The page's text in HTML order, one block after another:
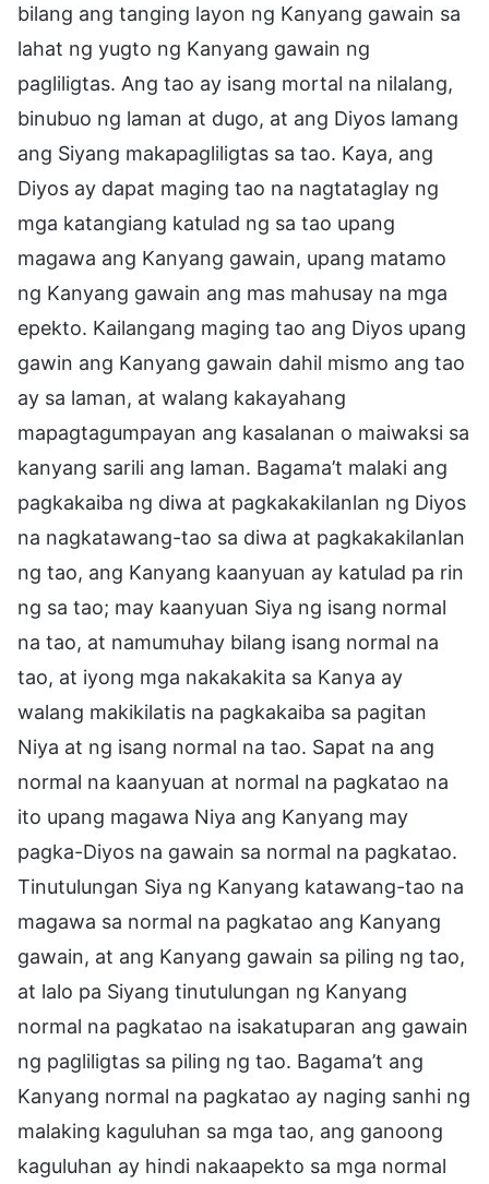
bilang ang tanging layon ng Kanyang gawain sa
lahat ng yugto ng Kanyang gawain ng
pagliligtas. Ang tao ay isang mortal na nilalang,
binubuo ng laman at dugo, at ang Diyos lamang
ang Siyang makapagliligtas sa tao. Kaya, ang
Diyos ay dapat maging tao na nagtataglay ng
mga katangiang katulad ng sa tao upang
magawa ang Kanyang gawain, upang matamo
ng Kanyang gawain ang mas mahusay na mga
epekto. Kailangang maging tao ang Diyos upang
gawin ang Kanyang gawain dahil mismo ang tao
ay sa laman, at walang kakayahang
mapagtagumpayan ang kasalanan o maiwaksi sa
kanyang sarili ang laman. Bagama’t malaki ang
pagkakaiba ng diwa at pagkakakilanlan ng Diyos
na nagkatawang-tao sa diwa at pagkakakilanlan
ng tao, ang Kanyang kaanyuan ay katulad pa rin
ng sa tao; may kaanyuan Siya ng isang normal
na tao, at namumuhay bilang isang normal na
tao, at iyong mga nakakakita sa Kanya ay
walang makikilatis na pagkakaiba sa pagitan
Niya at ng isang normal na tao. Sapat na ang
normal na kaanyuan at normal na pagkatao na
ito upang magawa Niya ang Kanyang may
pagka-Diyos na gawain sa normal na pagkatao.
Tinutulungan Siya ng Kanyang katawang-tao na
magawa sa normal na pagkatao ang Kanyang
gawain, at ang Kanyang gawain sa piling ng tao,
at lalo pa Siyang tinutulungan ng Kanyang
normal na pagkatao na isakatuparan ang gawain
ng pagliligtas sa piling ng tao. Bagama’t ang
Kanyang normal na pagkatao ay naging sanhi ng
malaking kaguluhan sa mga tao, ang ganoong
kaguluhan ay hindi nakaapekto sa mga normal